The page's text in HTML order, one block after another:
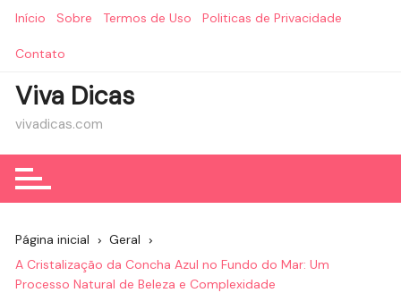
Início Sobre Termos de Uso Politicas de Privacidade
Contato
Viva Dicas
vivadicas.com
Página inicial
Geral
A Cristalização da Concha Azul no Fundo do Mar: Um
Processo Natural de Beleza e Complexidade